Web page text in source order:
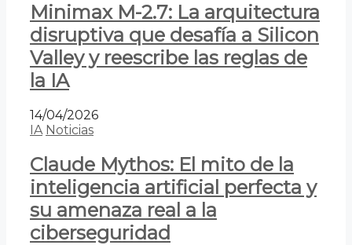
Minimax M-2.7: La arquitectura
disruptiva que desafía a Silicon
Valley y reescribe las reglas de
la IA
14/04/2026
IA Noticias
Claude Mythos: El mito de la
inteligencia artificial perfecta y
su amenaza real a la
ciberseguridad